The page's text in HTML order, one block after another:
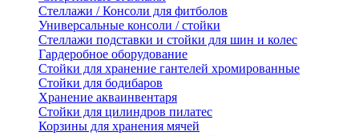
Стеллажи / Консоли для фитболов
Универсальные консоли / стойки
Стеллажи подставки и стойки для шин и колес
Гардеробное оборудование
Стойки для хранение гантелей хромированные
Стойки для бодибаров
Хранение акваинвентаря
Стойки для цилиндров пилатес
Корзины для хранения мячей